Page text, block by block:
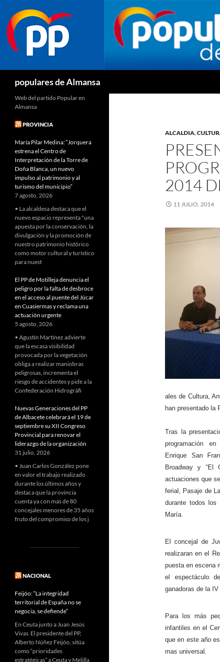
populares de Almansa
ALCALDIA,
2014
11 JULIO, 2014
ales de Cultura,
han presentado la
Tras la
programación
Enrique
San
Broadway y
actuaciones que
ferial, Pasaje de
durante todos
María.
El concejal de
realizaran en el
puesta en escena
el espectáculo
ganadoras de la
Para los más
infantiles en el
que en este año
mas universal.
Web del partido Popular en
Almansa
PROVINCIA
María Pilar Medina: “Jorquera
estrena el Centro de
Interpretación de la Torre de
Doña Blanca, un nuevo
impulso al patrimonio y al
turismo del municipio”
7 agosto, 2026
• La alcaldesa destaca que el
nuevo espacio representa "una
apuesta por la conservación, la
divulgación y la promoción de
nuestro patrimonio histórico
como motor cultural y turístico
para nuest
El PP de Motilleja denuncia el
peligro por la falta de desbroce
en el acceso al puente del Júcar
en Cuasiermas y reclama una
actuación urgente
5 agosto, 2026
• Agustín Martínez advierte
que la escasa visibilidad
provocada por la vegetación
obliga a realizar maniobras
peligrosas, incrementa el
riesgo de accidentes y pide a la
Confederación Hidrográfi
Nuevas Generaciones del PP
de Albacete celebrará el 19 de
septiembre su XII Congreso
Provincial para renovar el
liderazgo de la organización
31 julio, 2026
• Juan Carlos González pone
en valor el trabajo realizado
durante los últimos años y
destaca que la provincia
cuenta ya con más de 80
concejales menores de 35 años
fruto del compromiso de los j
NACIONAL
Feijóo: “La integridad
territorial de España no se
negocia, se defiende”
En Ceuta junto a Juan Jesús
Vivas El presidente del PP,
Alberto Núñez Feijóo, sitúa
como “prioridades
estratégicas” a Ceuta y Melilla